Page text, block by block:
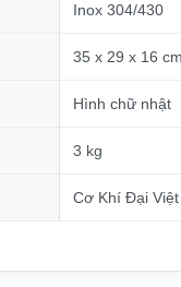
Inox 304/430
35 x 29 x 16 cm
Hình chữ nhật
3 kg
Cơ Khí Đại Việt